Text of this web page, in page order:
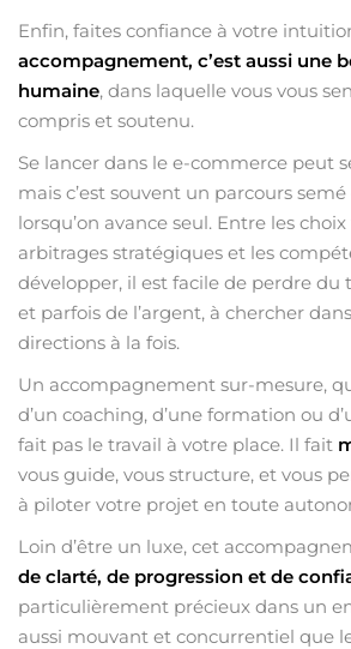
Enfin, faites confiance à votre
accompagnement, c’est aussi une
humaine, dans laquelle vous vous
compris et soutenu.
Se lancer dans le e-commerce peut
mais c’est souvent un parcours
lorsqu’on avance seul. Entre les
arbitrages stratégiques et les
développer, il est facile de perdre du
et parfois de l’argent, à chercher
directions à la fois.
Un accompagnement sur-mesure,
d’un coaching, d’une formation ou
fait pas le travail à votre place. Il fait
vous guide, vous structure, et vous
à piloter votre projet en toute
Loin d’être un luxe, cet
de clarté, de progression et de
particulièrement précieux dans un
aussi mouvant et concurrentiel que